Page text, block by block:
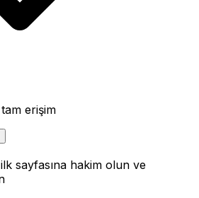
erişim
sayfasına hakim olun ve